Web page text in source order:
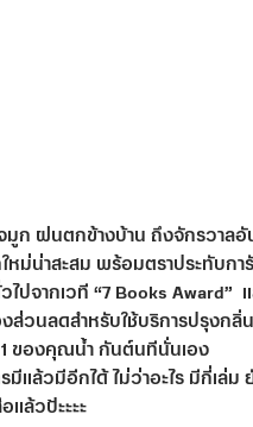
ก ฝนตกข้างบ้าน ถึงจักรวาลอั
น่าสะสม พร้อมตราประทับกา
ปจากเวที “7 Books Award”
วนลดสำหรับใช้บริการปรุงกลิ่
ของคุณน้ำ กันต์นทีนั่นเอง
แล้วมีอีกได้ ไม่ว่าอะไร มีกี่เล่ม
ล้วป้ะะะะ